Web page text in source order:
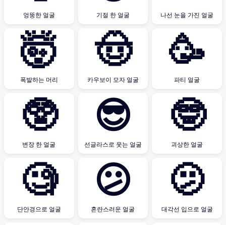
엉뚱한 얼굴 기절 한 얼굴 나선 눈을 가진 얼굴
🤯
폭발하는 머리
🤠
카우보이 모자 얼굴
🥳
파티 얼굴
🥸
변장 한 얼굴
😎
선글라스로 웃는 얼굴
🤓
괴상한 얼굴
🧐
단안경으로 얼굴
😕
혼란스러운 얼굴
🫤
대각선 입으로 얼굴